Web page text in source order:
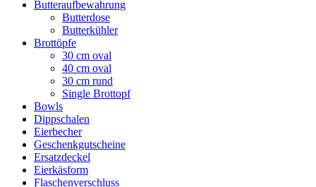
Butteraufbewahrung
Butterdose
Butterkühler
Brottöpfe
30 cm oval
40 cm oval
30 cm rund
Single Brottopf
Bowls
Dippschalen
Eierbecher
Geschenkgutscheine
Ersatzdeckel
Eierkäsform
Flaschenverschluss